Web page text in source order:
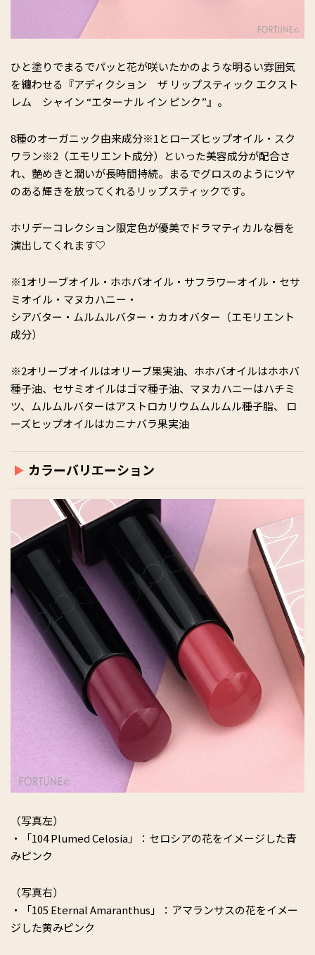
ひと塗りでまるでパッと花が咲いたかのような明るい雰囲気
を纏わせる『アディクション ザ リップスティック エクスト
レム シャイン “エターナル イン ピンク”』。
8種のオーガニック由来成分※1とローズヒップオイル・スク
ワラン※2（エモリエント成分）といった美容成分が配合さ
れ、艶めきと潤いが長時間持続。まるでグロスのようにツヤ
のある輝きを放ってくれるリップスティックです。
ホリデーコレクション限定色が優美でドラマティカルな唇を
演出してくれます♡
※1オリーブオイル・ホホバオイル・サフラワーオイル・セサ
ミオイル・マヌカハニー・
シアバター・ムルムルバター・カカオバター（エモリエント
成分）
※2オリーブオイルはオリーブ果実油、ホホバオイルはホホバ
種子油、セサミオイルはゴマ種子油、マヌカハニーはハチミ
ツ、ムルムルバターはアストロカリウムムルムル種子脂、 ロ
ーズヒップオイルはカニナバラ果実油
カラーバリエーション
（写真左）
・「104 Plumed Celosia」：セロシアの花をイメージした青
みピンク
（写真右）
・「105 Eternal Amaranthus」：アマランサスの花をイメー
ジした黄みピンク